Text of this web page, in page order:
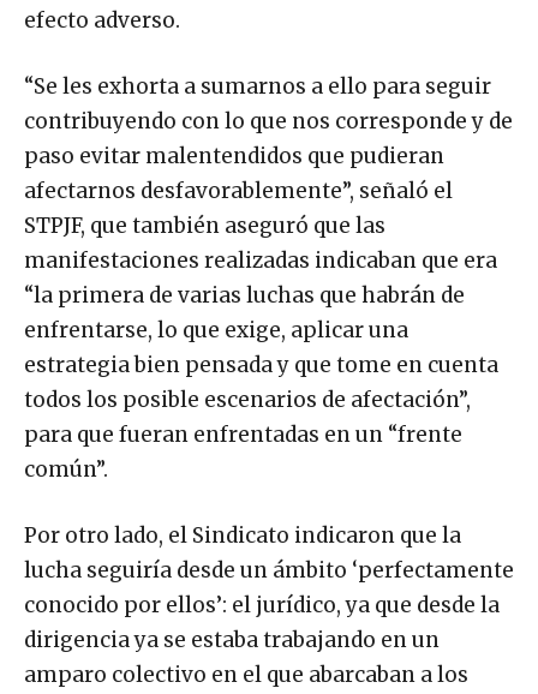
efecto adverso.
“Se les exhorta a sumarnos a ello para seguir
contribuyendo con lo que nos corresponde y de
paso evitar malentendidos que pudieran
afectarnos desfavorablemente”, señaló el
STPJF, que también aseguró que las
manifestaciones realizadas indicaban que era
“la primera de varias luchas que habrán de
enfrentarse, lo que exige, aplicar una
estrategia bien pensada y que tome en cuenta
todos los posible escenarios de afectación”,
para que fueran enfrentadas en un “frente
común”.
Por otro lado, el Sindicato indicaron que la
lucha seguiría desde un ámbito ‘perfectamente
conocido por ellos’: el jurídico, ya que desde la
dirigencia ya se estaba trabajando en un
amparo colectivo en el que abarcaban a los